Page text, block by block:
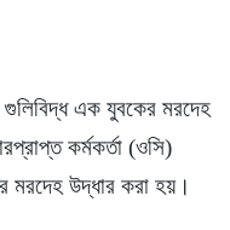
গুলিবিদ্ধ এক যুবকের মরদেহ
কর্মকর্তা (ওসি)
মরদেহ উদ্ধার করা হয়।